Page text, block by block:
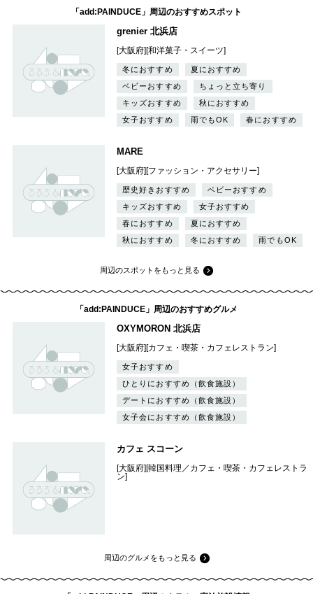
「add:PAINDUCE」周辺のおすすめスポット
grenier 北浜店
[大阪府][和洋菓子・スイーツ]
冬におすすめ
夏におすすめ
ベビーおすすめ
ちょっと立ち寄り
キッズおすすめ
秋におすすめ
女子おすすめ
雨でもOK 春におすすめ
MARE
[大阪府][ファッション・アクセサリー]
歴史好きおすすめ
ベビーおすすめ
キッズおすすめ
女子おすすめ
春におすすめ
夏におすすめ
秋におすすめ
冬におすすめ 雨でもOK
周辺のスポットをもっと見る
「add:PAINDUCE」周辺のおすすめグルメ
OXYMORON 北浜店
[大阪府][カフェ・喫茶・カフェレストラン]
女子おすすめ
ひとりにおすすめ（飲食施設）
デートにおすすめ（飲食施設）
女子会におすすめ（飲食施設）
カフェ スコーン
[大阪府][韓国料理／カフェ・喫茶・カフェレストラ
ン]
周辺のグルメをもっと見る